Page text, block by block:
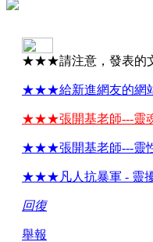
★★★請注意，發表的
★★★給新進網友的網
★★★張開基老師---靈
★★★張開基老師---靈
★★★凡人抗暴軍 - 靈
回復
舉報